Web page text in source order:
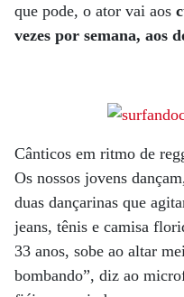
que pode, o ator vai aos
vezes por semana, aos
Cânticos em ritmo de
Os nossos jovens
duas dançarinas que
jeans, tênis e camisa
33 anos, sobe ao altar
bombando”, diz ao